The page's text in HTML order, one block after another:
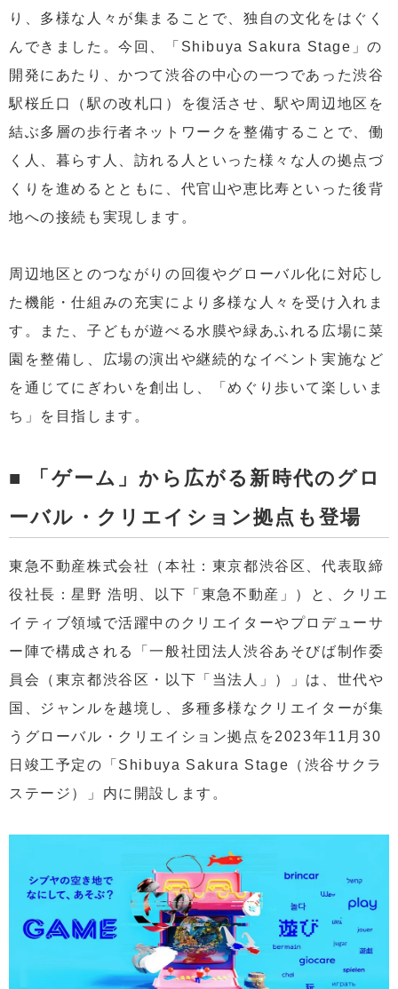
り、多様な人々が集まることで、独自の⽂化をはぐく
んできました。今回、「Shibuya Sakura Stage」の
開発にあたり、かつて渋谷の中心の一つであった渋谷
駅桜丘口（駅の改札口）を復活させ、駅や周辺地区を
結ぶ多層の歩行者ネットワークを整備することで、働
く人、暮らす人、訪れる人といった様々な人の拠点づ
くりを進めるとともに、代官⼭や恵比寿といった後背
地への接続も実現します。
周辺地区とのつながりの回復やグローバル化に対応し
た機能・仕組みの充実により多様な人々を受け入れま
す。また、子どもが遊べる⽔膜や緑あふれる広場に菜
園を整備し、広場の演出や継続的なイベント実施など
を通じてにぎわいを創出し、「めぐり歩いて楽しいま
ち」を目指します。
■ 「ゲーム」から広がる新時代のグロ
ーバル・クリエイション拠点も登場
東急不動産株式会社（本社：東京都渋谷区、代表取締
役社長：星野 浩明、以下「東急不動産」）と、クリエ
イティブ領域で活躍中のクリエイターやプロデューサ
ー陣で構成される「一般社団法人渋谷あそびば制作委
員会（東京都渋谷区・以下「当法人」）」は、世代や
国、ジャンルを越境し、多種多様なクリエイターが集
うグローバル・クリエイション拠点を2023年11月30
日竣工予定の「Shibuya Sakura Stage（渋谷サクラ
ステージ）」内に開設します。